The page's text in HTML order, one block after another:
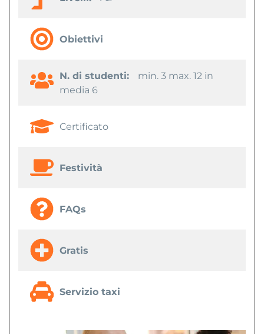
Obiettivi
N. di studenti:
min. 3 max. 12 in
media 6
Certificato
Festività
FAQs
Gratis
Servizio taxi